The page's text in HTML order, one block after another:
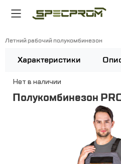
Летний рабочий полукомбинезон
Характеристики
Нет в наличии
Полукомбинезон